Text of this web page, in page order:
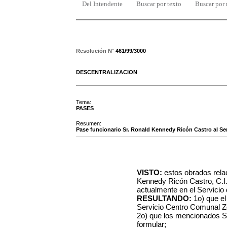
Del Intendente Buscar por texto Buscar por
Resolución N° 461/99/3000
DESCENTRALIZACION
Tema:
PASES
Resumen:
Pase funcionario Sr. Ronald Kennedy Ricón Castro al
VISTO: estos obrados
Kennedy Ricón Castro,
actualmente en el Servicio
RESULTANDO: 1o) que
Servicio Centro Comunal
2o) que los mencionados
formular;